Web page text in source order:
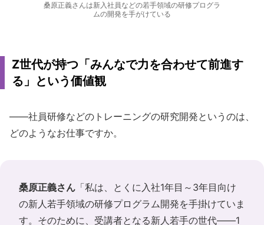
桑原正義さんは新入社員などの若手領域の研修プログラ
ムの開発を手がけている
Z世代が持つ「みんなで力を合わせて前進す
る」という価値観
――社員研修などのトレーニングの研究開発というのは、
どのようなお仕事ですか。
桑原正義さん 「私は、とくに入社1年目～3年目向け
の新人若手領域の研修プログラム開発を手掛けていま
す。そのために、受講者となる新人若手の世代――1